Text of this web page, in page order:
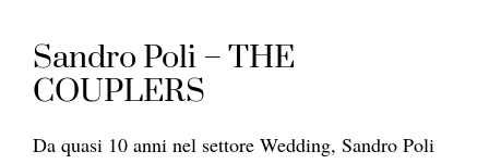
Sandro Poli – THE
COUPLERS
Da quasi 10 anni nel settore Wedding, Sandro Poli